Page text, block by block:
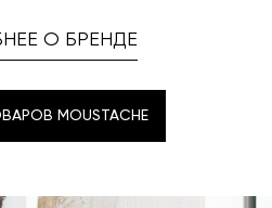
О БРЕНДЕ
MOUSTACHE